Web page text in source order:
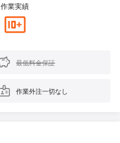
作業実績
最低料金保証
作業外注一切なし